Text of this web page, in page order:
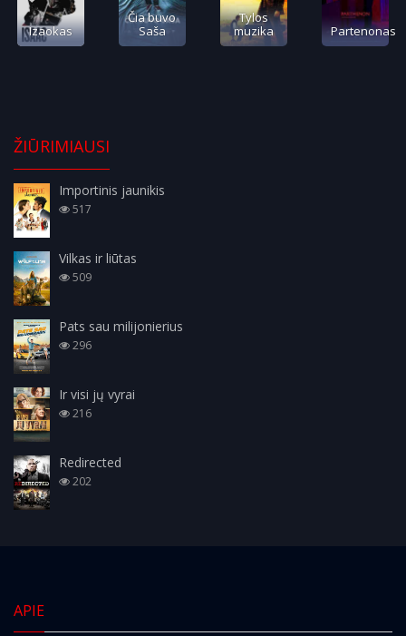
Izaokas
Čia buvo
Saša
Tylos
muzika
Partenonas
ŽIŪRIMIAUSI
Importinis jaunikis
517
Vilkas ir liūtas
509
Pats sau milijonierius
296
Ir visi jų vyrai
216
Redirected
202
APIE